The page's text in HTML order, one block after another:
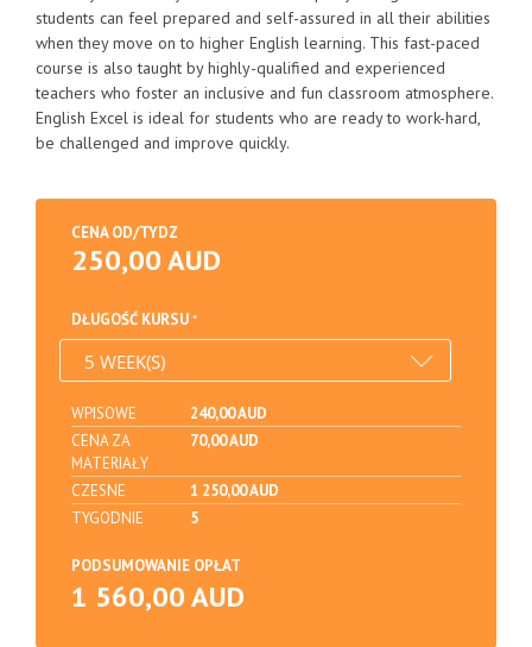
students can feel prepared and self-assured in all their abilities
when they move on to higher English learning. This fast-paced
course is also taught by highly-qualified and experienced
teachers who foster an inclusive and fun classroom atmosphere.
English Excel is ideal for students who are ready to work-hard,
be challenged and improve quickly.
CENA OD/TYDZ
250,00 AUD
DŁUGOŚĆ KURSU
WPISOWE
240,00 AUD
CENA ZA
MATERIAŁY
70,00 AUD
CZESNE
1 250,00 AUD
TYGODNIE
5
PODSUMOWANIE OPŁAT
1 560,00 AUD